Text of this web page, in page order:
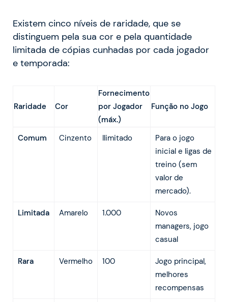
Existem cinco níveis de raridade, que se
distinguem pela sua cor e pela quantidade
limitada de cópias cunhadas por cada jogador
e temporada:
Raridade Cor
Fornecimento
por Jogador
(máx.)
Função no Jogo
Comum Cinzento Ilimitado
Para o jogo
inicial e ligas de
treino (sem
valor de
mercado).
Limitada Amarelo 1.000
Novos
managers, jogo
casual
Rara Vermelho 100
Jogo principal,
melhores
recompensas